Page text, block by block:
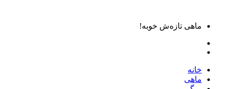
ماهی تازه‌ش خوبه!
خانه
ماهی